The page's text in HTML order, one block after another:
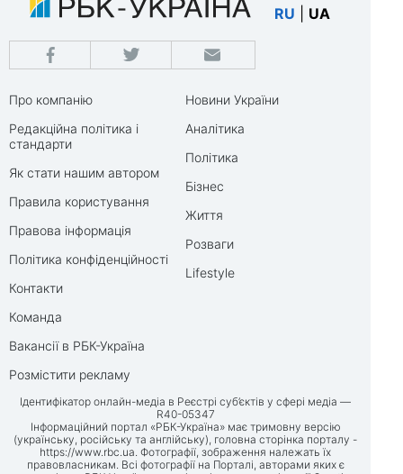
RU UA
Про компанію
Редакційна політика і
стандарти
Як стати нашим автором
Правила користування
Правова інформація
Політика конфіденційності
Контакти
Команда
Вакансії в РБК-Україна
Розмістити рекламу
Новини України
Аналітика
Політика
Бізнес
Життя
Розваги
Lifestyle
Ідентифікатор онлайн-медіа в Реєстрі суб’єктів у сфері медіа —
R40-05347
Інформаційний портал «РБК-Україна» має тримовну версію
(українську, російську та англійську), головна сторінка порталу -
https://www.rbc.ua. Фотографії, зображення належать їх
правовласникам. Всі фотографії на Порталі, авторами яких є